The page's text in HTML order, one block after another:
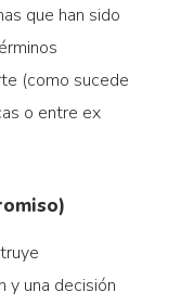
que han sido
(como sucede
o entre ex
y una decisión